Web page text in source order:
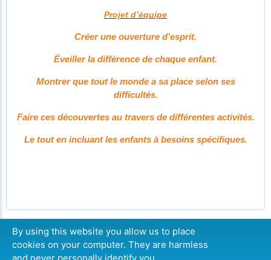
Projet d’équipe
Créer une ouverture d’esprit.
Éveiller la différence de chaque enfant.
Montrer que tout le monde a sa place selon ses
difficultés.
Faire ces découvertes au travers de différentes activités.
Le tout en incluant les enfants à besoins spécifiques.
CONTINUER
By using this website you allow us to place
cookies on your computer. They are harmless